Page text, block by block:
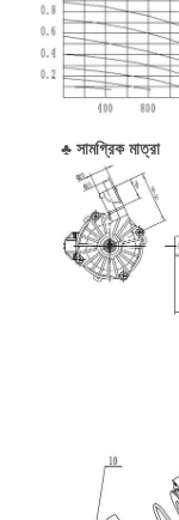
♣ সামগ্রিক মাত্রা